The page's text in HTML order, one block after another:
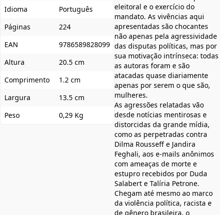
Idioma
Português
Páginas
224
EAN
9786589828099
Altura
20.5 cm
Comprimento
1.2 cm
Largura
13.5 cm
Peso
0,29 Kg
eleitoral e o exercício do
mandato. As vivências aqui
apresentadas são chocantes
não apenas pela agressividade
das disputas políticas, mas por
sua motivação intrínseca: todas
as autoras foram e são
atacadas quase diariamente
apenas por serem o que são,
mulheres.
As agressões relatadas vão
desde notícias mentirosas e
distorcidas da grande mídia,
como as perpetradas contra
Dilma Rousseff e Jandira
Feghali, aos e-mails anônimos
com ameaças de morte e
estupro recebidos por Duda
Salabert e Talíria Petrone.
Chegam até mesmo ao marco
da violência política, racista e
de gênero brasileira, o